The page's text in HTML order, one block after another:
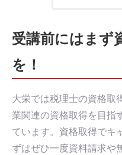
受講前にはまず
を！
大栄では税理士の資格取
業関連の資格取得を目指
ています。資格取得でキ
ずはぜひ一度資料請求や